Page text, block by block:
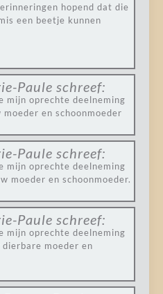
hopend dat die
een beetje kunnen
Paule schreef:
mijn oprechte deelneming
en schoonmoeder
Paule schreef:
mijn oprechte deelneming
moeder en schoonmoeder.
Paule schreef:
mijn oprechte deelneming
moeder en